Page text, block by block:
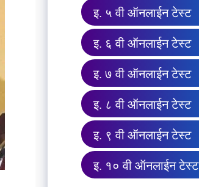
इ. ५ वी ऑनलाईन टेस्ट
इ. ६ वी ऑनलाईन टेस्ट
इ. ७ वी ऑनलाईन टेस्ट
इ. ८ वी ऑनलाईन टेस्ट
इ. ९ वी ऑनलाईन टेस्ट
इ. १० वी ऑनलाईन टेस्ट